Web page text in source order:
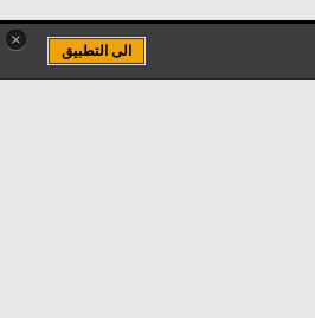
×
الى التطبيق